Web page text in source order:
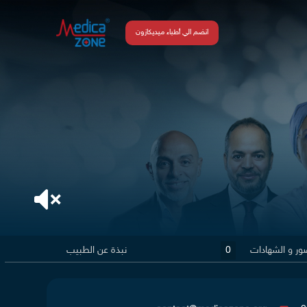
انضم الي أطباء ميديكازون
و الشهادات 0 نبذة عن الطبيب